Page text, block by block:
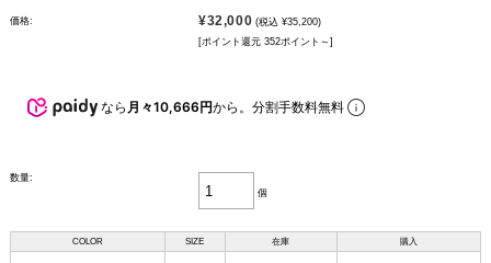
価格: ¥32,000 (税込 ¥35,200)
[ポイント還元 352ポイント～]
なら 月々10,666円から。分割手数料無料
数量:
個
COLOR SIZE 在庫 購入